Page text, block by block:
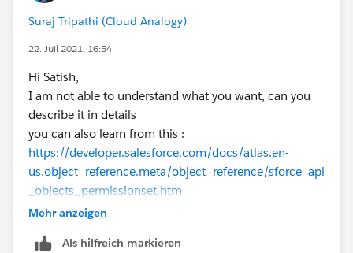
Suraj Tripathi (Cloud Analogy)
22. Juli 2021, 16:54
Hi Satish,
I am not able to understand what you want, can you
describe it in details
you can also learn from this :
https://developer.salesforce.com/docs/atlas.en-
us.object_reference.meta/object_reference/sforce_api
_objects_permissionset.htm
https://developer.salesforce.com/forums/?
please comment if you have any queries.
Mehr anzeigen
Als hilfreich markieren